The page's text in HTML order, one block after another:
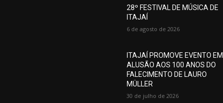
28º FESTIVAL DE MÚSICA DE
ITAJAÍ
6 de agosto de 2026
ITAJAÍ PROMOVE EVENTO EM
ALUSÃO AOS 100 ANOS DO
FALECIMENTO DE LAURO
MÜLLER
30 de julho de 2026